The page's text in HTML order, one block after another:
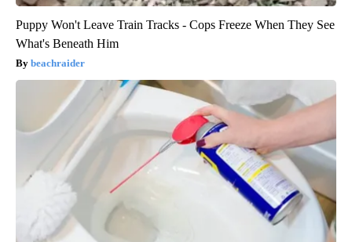
Puppy Won't Leave Train Tracks - Cops Freeze When They See
What's Beneath Him
beachraider